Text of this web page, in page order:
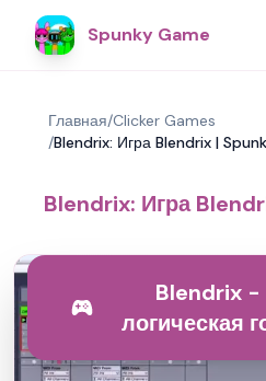
Spunky Game
Главная/Clicker Games
/Blendrix: Игра Blendrix |
Blendrix: Игра
Blendrix -
логическая